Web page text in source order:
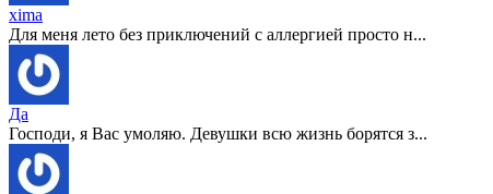
xima
Для меня лето без приключений с аллергией просто н...
Да
Господи, я Вас умоляю. Девушки всю жизнь борятся з...